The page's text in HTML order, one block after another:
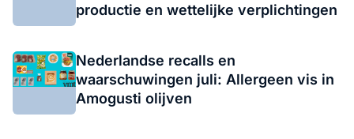
productie en wettelijke verplichtingen
Nederlandse recalls en
waarschuwingen juli: Allergeen vis in
Amogusti olijven